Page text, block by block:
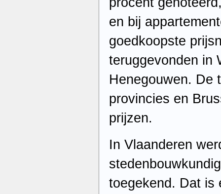
en bij
goedkoopste
teruggevonden in
Henegouwen. De
provincies en
prijzen.
In Vlaanderen
toegekend. Dat is